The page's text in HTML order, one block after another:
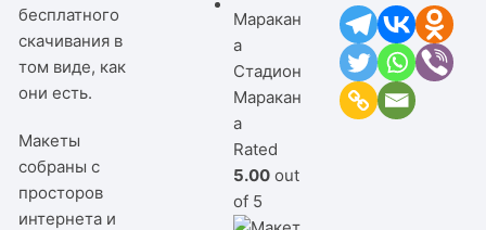
бесплатного
скачивания в
том виде, как
они есть.
Макеты
собраны с
просторов
интернета и
Стадион
Маракан
а
Rated
5.00 out
of 5